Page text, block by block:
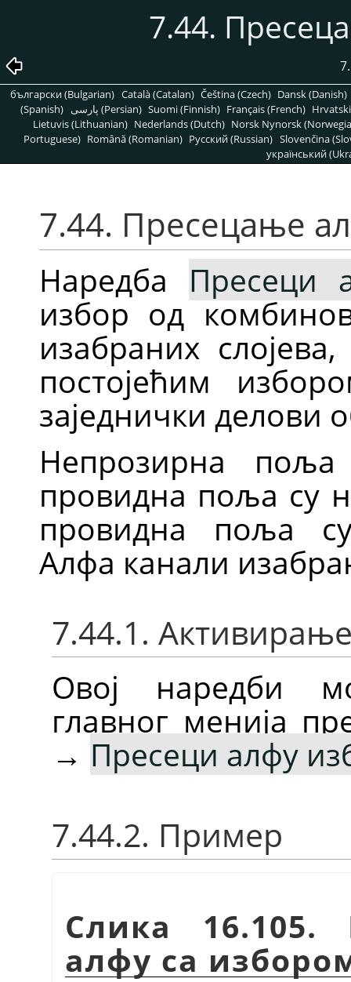
7.44.
български (Bulgarian) Català (Catalan) Čeština (Czech) Dansk (Danish)
(Spanish)
پارسی (Persian) Suomi (Finnish) Français (French)
Lietuvis (Lithuanian) Nederlands (Dutch) Norsk Nynorsk
Portuguese) Română (Romanian) Pусский (Russian) Slovenčina
український
7.44. Пресецање
Наредба Пресеци
избор од
изабраних
постојећим
заједнички делови
Непрозирна
провидна поља су
провидна поља
Алфа канали
7.44.1.
Овој наредби
главног менија
→ Пресеци алфу
7.44.2. Пример
Слика 16.105.
алфу са